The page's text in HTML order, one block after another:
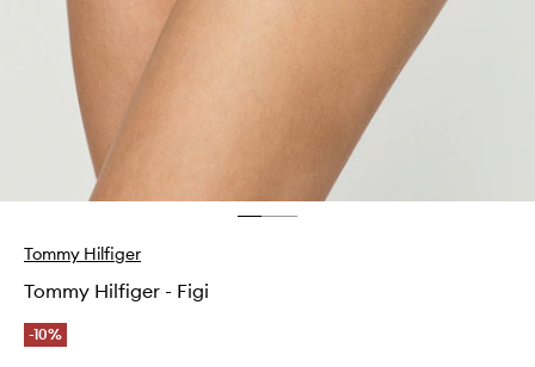
Tommy Hilfiger
Tommy Hilfiger - Figi
-10%